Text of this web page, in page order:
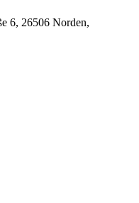
6, 26506 Norden,